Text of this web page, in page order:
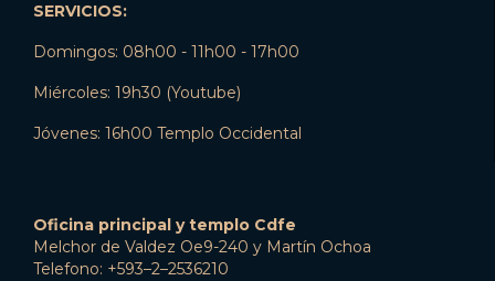
SERVICIOS:
Domingos: 08h00 - 11h00 - 17h00
Miércoles: 19h30 (Youtube)
Jóvenes: 16h00 Templo Occidental
Oficina principal y templo Cdfe
Melchor de Valdez Oe9-240 y Martín Ochoa
Telefono: +593–2–2536210